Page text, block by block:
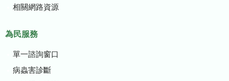
相關網路資源
為民服務
單一諮詢窗口
病蟲害診斷